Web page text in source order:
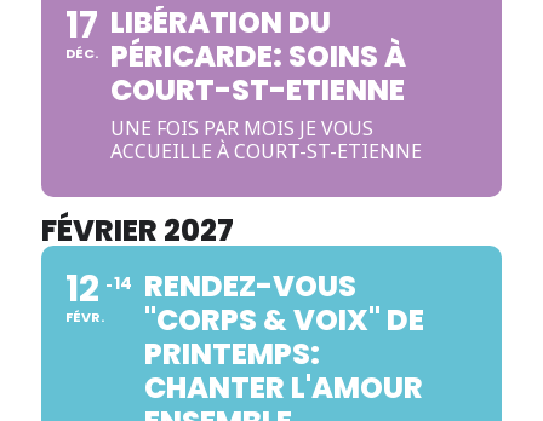
17
DÉC.
LIBÉRATION DU
PÉRICARDE: SOINS À
COURT-ST-ETIENNE
UNE FOIS PAR MOIS JE VOUS
ACCUEILLE À COURT-ST-ETIENNE
FÉVRIER 2027
12
FÉVR.
14 RENDEZ-VOUS
"CORPS & VOIX" DE
PRINTEMPS:
CHANTER L'AMOUR